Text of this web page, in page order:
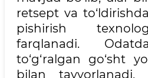
retsept va
pishirish
farqlanadi.
to‘g‘ralgan go‘sht
bilan